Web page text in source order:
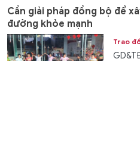
Cần giải pháp đồng bộ để
đường khỏe mạnh
Trao